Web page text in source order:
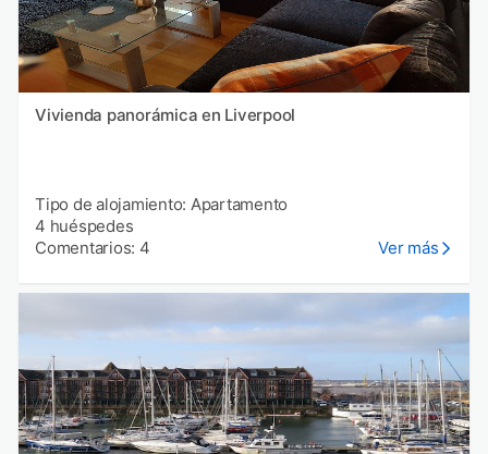
Vivienda panorámica en Liverpool
Tipo de alojamiento: Apartamento
4 huéspedes
Comentarios: 4
Ver más